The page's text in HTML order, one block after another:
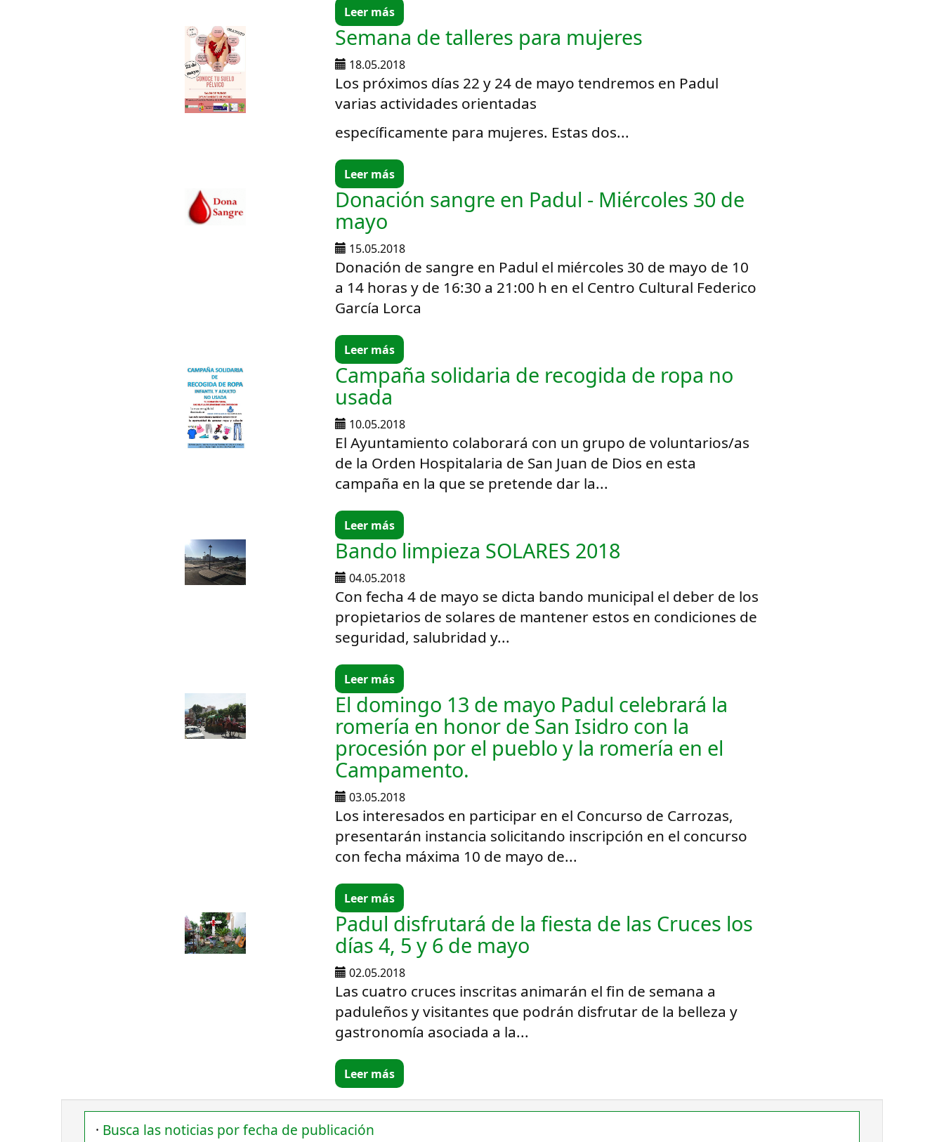
Leer más
Semana de talleres para mujeres
18.05.2018
Los próximos días 22 y 24 de mayo tendremos en Padul
varias actividades orientadas
específicamente para mujeres. Estas dos...
Leer más
Donación sangre en Padul - Miércoles 30 de
mayo
15.05.2018
Donación de sangre en Padul el miércoles 30 de mayo de 10
a 14 horas y de 16:30 a 21:00 h en el Centro Cultural Federico
García Lorca
Leer más
Campaña solidaria de recogida de ropa no
usada
10.05.2018
El Ayuntamiento colaborará con un grupo de voluntarios/as
de la Orden Hospitalaria de San Juan de Dios en esta
campaña en la que se pretende dar la...
Leer más
Bando limpieza SOLARES 2018
04.05.2018
Con fecha 4 de mayo se dicta bando municipal el deber de los
propietarios de solares de mantener estos en condiciones de
seguridad, salubridad y...
Leer más
El domingo 13 de mayo Padul celebrará la
romería en honor de San Isidro con la
procesión por el pueblo y la romería en el
Campamento.
03.05.2018
Los interesados en participar en el Concurso de Carrozas,
presentarán instancia solicitando inscripción en el concurso
con fecha máxima 10 de mayo de...
Leer más
Padul disfrutará de la fiesta de las Cruces los
días 4, 5 y 6 de mayo
02.05.2018
Las cuatro cruces inscritas animarán el fin de semana a
paduleños y visitantes que podrán disfrutar de la belleza y
gastronomía asociada a la...
Leer más
· Busca las noticias por fecha de publicación